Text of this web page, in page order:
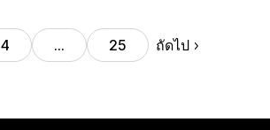
4 … 25 ถัดไป